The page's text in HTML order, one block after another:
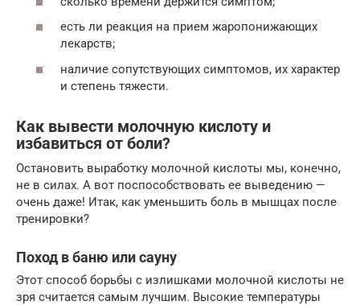
есть ли реакция на прием жаропонижающих
лекарств;
наличие сопутствующих симптомов, их характер
и степень тяжести.
Как вывести молочную кислоту и
избавиться от боли?
Остановить выработку молочной кислоты мы, конечно,
не в силах. А вот поспособствовать ее выведению —
очень даже! Итак, как уменьшить боль в мышцах после
тренировки?
Поход в баню или сауну
Этот способ борьбы с излишками молочной кислоты не
зря считается самым лучшим. Высокие температуры